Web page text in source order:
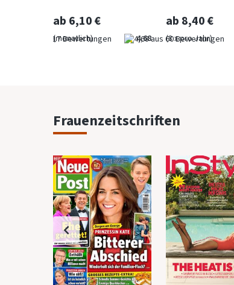
ab 6,10 €
(monatlich) 4,68
ab 8,40 €
(8 x pro Jahr)
Frauenzeitschriften